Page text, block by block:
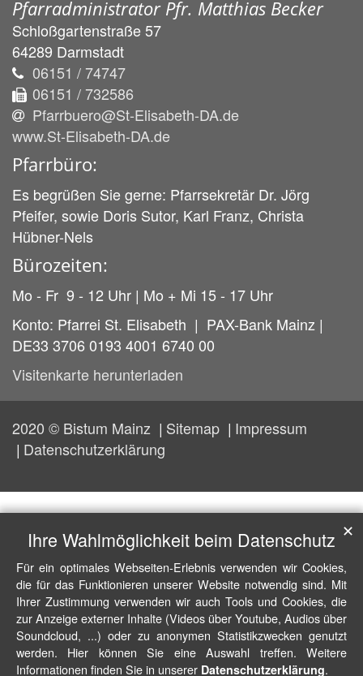
Pfarradministrator Pfr. Matthias Becker
Schloßgartenstraße 57
64289 Darmstadt
06151 / 74747
06151 / 732586
Pfarrbuero@St-Elisabeth-DA.de
www.St-Elisabeth-DA.de
Pfarrbüro:
Es begrüßen Sie gerne: Pfarrsekretär Dr. Jörg
Pfeifer, sowie Doris Sutor, Karl Franz, Christa
Hübner-Nels
Bürozeiten:
Mo - Fr 9 - 12 Uhr | Mo + Mi 15 - 17 Uhr
Konto: Pfarrei St. Elisabeth | PAX-Bank Mainz |
DE33 3706 0193 4001 6740 00
Visitenkarte herunterladen
2020 © Bistum Mainz Sitemap
Impressum
Datenschutzerklärung
Ihre Wahlmöglichkeit beim Datenschutz
Für ein optimales Webseiten-Erlebnis verwenden wir Cookies,
die für das Funktionieren unserer Website notwendig sind. Mit
Ihrer Zustimmung verwenden wir auch Tools und Cookies, die
zur Anzeige externer Inhalte (Videos über Youtube, Audios über
Soundcloud, ...) oder zu anonymen Statistikzwecken genutzt
werden. Hier können Sie eine Auswahl treffen. Weitere
Informationen finden Sie in unserer Datenschutzerklärung.
✕